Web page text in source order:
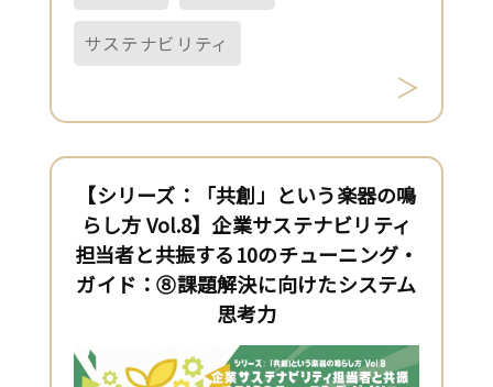
サステナビリティ
【シリーズ：「共創」という楽器の鳴
らし方 Vol.8】企業サステナビリティ
担当者と共振する10のチューニング・
ガイド：⑧課題解決に向けたシステム
思考力